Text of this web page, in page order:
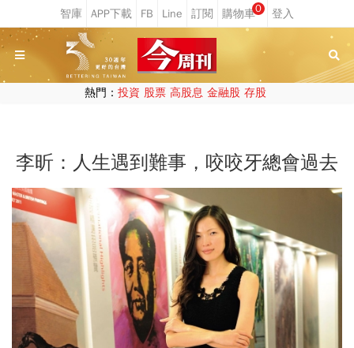
0
熱門： 投資 股票 高股息 金融股 存股
李昕：人生遇到難事，咬咬牙總會過去